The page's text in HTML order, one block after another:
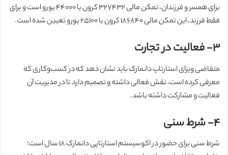
برای همسر و فرزندان، تمکن مالی ۳۲۷۴۳۲ کرون یا ۴۴۰۰۰ یورو است و برای
فقط فرزند، این تمکن مالی ۱۸۶۸۴۰ کرون یا ۲۵۱۰۰ یورو تعیین شده است.
۳- فعالیت در تجارت
متقاضی ویزای استارتاپ دانمارک باید نشان دهد که در کسب‌وکاری که
معرفی کرده است، نقش فعالی داشته و تصمیم دارد تا در مدیریت آن
فعالیت و مشارکت داشته باشد.
۴- شرط سنی
شرط سنی برای حضور در اکوسیستم استارتاپی دانمارک ۱۸ سال است؛